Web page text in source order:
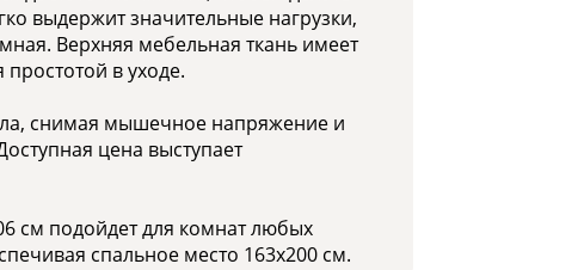
выдержит значительные нагрузки,
Верхняя мебельная ткань имеет
в уходе.
снимая мышечное напряжение и
цена выступает
см подойдет для комнат любых
спальное место 163x200 см.